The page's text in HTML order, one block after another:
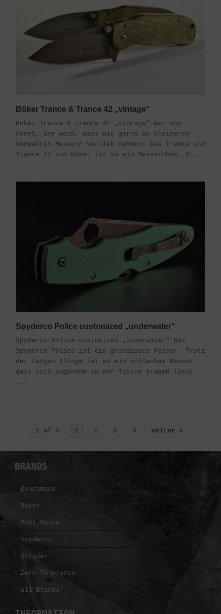
Böker Trance & Trance 42 „vintage“
Böker Trance & Trance 42 „vintage“ Wer uns
kennt, der weiß, dass wir gerne an kleineren
kompakten Messern Vorlieb nehmen. Das Trance und
Trance 42 von Böker ist so ein Messerchen. S...
Spyderco Police customized „underwater“
Spyderco Police customized „underwater“ Das
Spyderco Police ist ein grandioses Messer. Trotz
der langen Klinge ist es ein schlankes Messer,
dass sich angenehm in der Tasche tragen lässt.
...
1 of 4 1 2 3 4 Weiter »
BRANDS
Benchmade
Boker
Pohl Force
Spyderco
Strider
Zero Tolerance
all Brands